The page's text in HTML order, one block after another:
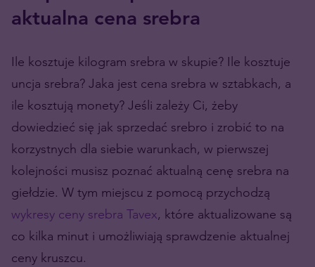
aktualna cena srebra
Ile kosztuje kilogram srebra w skupie? Ile kosztuje
uncja srebra? Jaka jest cena srebra w sztabkach, a
ile kosztują monety? Jeśli zależy Ci, żeby
dowiedzieć się jak sprzedać srebro i zrobić to na
korzystnych dla siebie warunkach, w pierwszej
kolejności musisz poznać aktualną cenę srebra na
giełdzie. W tym miejscu z pomocą przychodzą
wykresy ceny srebra Tavex, które aktualizowane są
co kilka minut i umożliwiają sprawdzenie aktualnej
ceny kruszcu.